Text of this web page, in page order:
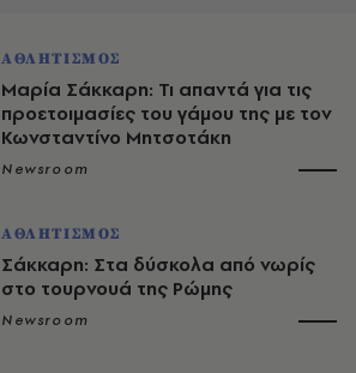
ΑΘΛΗΤΙΣΜΟΣ
Μαρία Σάκκαρη: Τι απαντά για τις
προετοιμασίες του γάμου της με τον
Κωνσταντίνο Μητσοτάκη
Newsroom
ΑΘΛΗΤΙΣΜΟΣ
Σάκκαρη: Στα δύσκολα από νωρίς
στο τουρνουά της Ρώμης
Newsroom